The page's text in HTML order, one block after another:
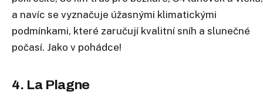
a navíc se vyznačuje úžasnými klimatickými
podmínkami, které zaručují kvalitní sníh a slunečné
počasí. Jako v pohádce!
4. La Plagne